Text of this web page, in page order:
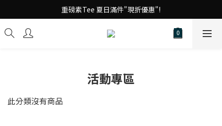
台 港 澳 消費滿千享免運!
重磅素Tee 夏日滿件"現折優惠"!
台 港 澳 消費滿千享免運!
活動專區
此分類沒有商品